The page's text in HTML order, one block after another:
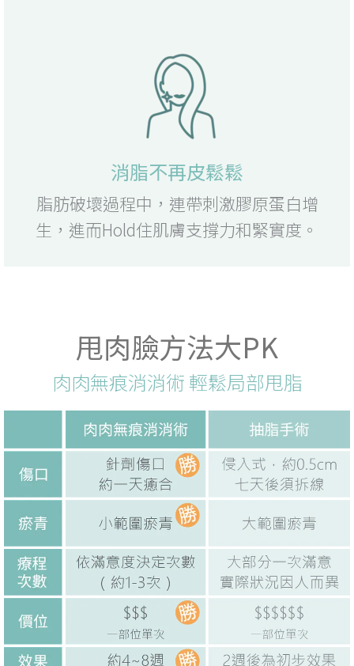
消脂不再皮鬆鬆
脂肪破壞過程中，連帶刺激膠原蛋白增
生，進而Hold住肌膚支撐力和緊實度。
甩肉臉方法大PK
肉肉無痕消消術 輕鬆局部甩脂